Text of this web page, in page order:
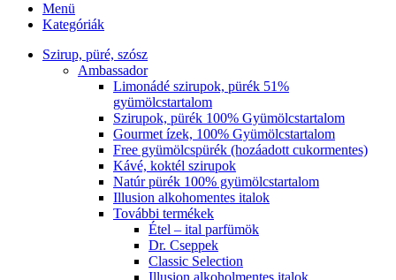
Menü
Kategóriák
Szirup, püré, szósz
Ambassador
Limonádé szirupok, pürék 51%
gyümölcstartalom
Szirupok, pürék 100% Gyümölcstartalom
Gourmet ízek, 100% Gyümölcstartalom
Free gyümölcspürék (hozáadott cukormentes)
Kávé, koktél szirupok
Natúr pürék 100% gyümölcstartalom
Illusion alkohomentes italok
További termékek
Étel – ital parfümök
Dr. Cseppek
Classic Selection